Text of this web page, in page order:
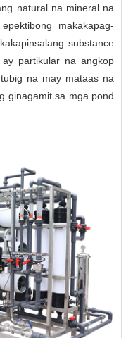
natural na mineral na
makakapag-
substance
partikular na angkop
na may mataas na
ginagamit sa mga pond